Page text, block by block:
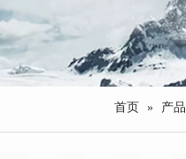
首页 » 产品